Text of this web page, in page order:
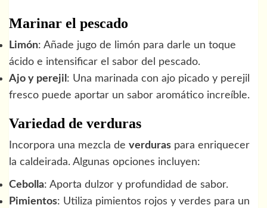
Marinar el pescado
Limón: Añade jugo de limón para darle un toque
ácido e intensificar el sabor del pescado.
Ajo y perejil : Una marinada con ajo picado y perejil
fresco puede aportar un sabor aromático increíble.
Variedad de verduras
Incorpora una mezcla de verduras para enriquecer
la caldeirada. Algunas opciones incluyen:
Cebolla: Aporta dulzor y profundidad de sabor.
Pimientos: Utiliza pimientos rojos y verdes para un